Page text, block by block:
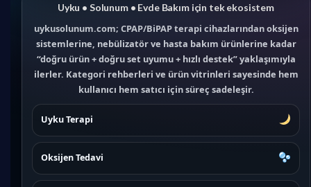
Uyku • Solunum • Evde Bakım için tek ekosistem
uykusolunum.com; CPAP/BiPAP terapi cihazlarından oksijen
sistemlerine, nebülizatör ve hasta bakım ürünlerine kadar
“doğru ürün + doğru set uyumu + hızlı destek” yaklaşımıyla
ilerler. Kategori rehberleri ve ürün vitrinleri sayesinde hem
kullanıcı hem satıcı için süreç sadeleşir.
Uyku Terapi
Oksijen Tedavi